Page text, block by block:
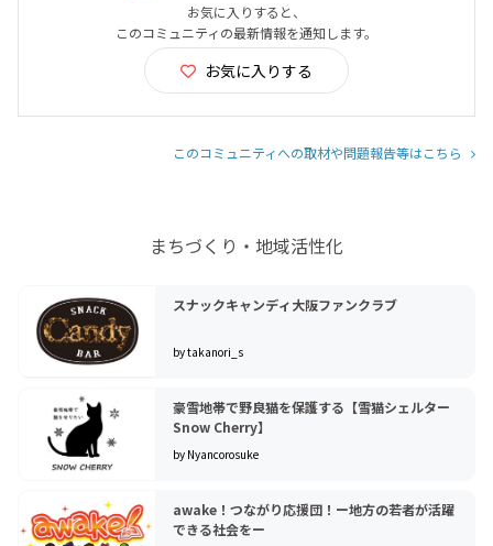
お気に入りすると、
このコミュニティの最新情報を通知します。
お気に入りする
このコミュニティへの取材や問題報告等はこちら
まちづくり・地域活性化
スナックキャンディ大阪ファンクラブ
by takanori_s
豪雪地帯で野良猫を保護する【雪猫シェルター
Snow Cherry】
by Nyancorosuke
awake！つながり応援団！ー地方の若者が活躍
できる社会をー